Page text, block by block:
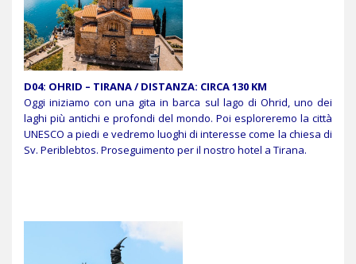
D04: OHRID – TIRANA / DISTANZA: CIRCA 130 KM
Oggi iniziamo con una gita in barca sul lago di Ohrid, uno dei
laghi più antichi e profondi del mondo. Poi esploreremo la città
UNESCO a piedi e vedremo luoghi di interesse come la chiesa di
Sv. Periblebtos. Proseguimento per il nostro hotel a Tirana.